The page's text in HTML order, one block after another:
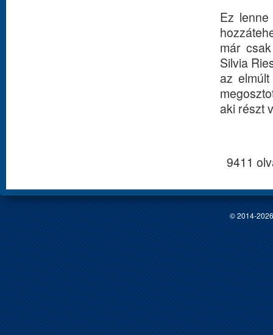
Ez
már
Silvia
az
aki részt
9411
© 2014-